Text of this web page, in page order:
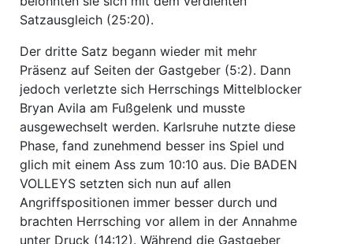
Satzausgleich (25:20).
Der dritte Satz begann wieder mit mehr
Präsenz auf Seiten der Gastgeber (5:2). Dann
jedoch verletzte sich Herrschings Mittelblocker
Bryan Avila am Fußgelenk und musste
ausgewechselt werden. Karlsruhe nutzte diese
Phase, fand zunehmend besser ins Spiel und
glich mit einem Ass zum 10:10 aus. Die BADEN
VOLLEYS setzten sich nun auf allen
Angriffspositionen immer besser durch und
brachten Herrsching vor allem in der Annahme
unter Druck (14:12). Während die Gastgeber